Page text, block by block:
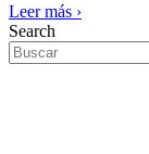
Leer más ›
Search